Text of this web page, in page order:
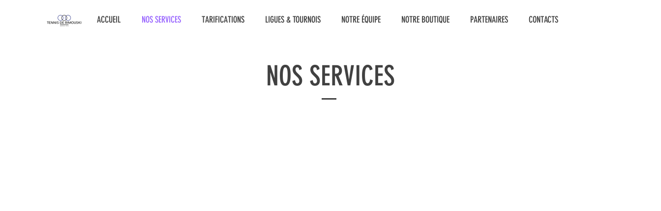
ACCUEIL NOS SERVICES TARIFICATIONS LIGUES & TOURNOIS NOTRE ÉQUIPE NOTRE BOUTIQUE PARTENAIRES CONTACTS
NOS SERVICES